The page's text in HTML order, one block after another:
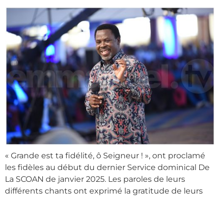
« Grande est ta fidélité, ô Seigneur ! », ont proclamé
les fidèles au début du dernier Service dominical De
La SCOAN de janvier 2025. Les paroles de leurs
différents chants ont exprimé la gratitude de leurs